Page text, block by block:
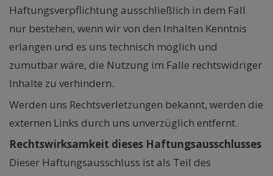
Haftungsverpflichtung ausschließlich in dem Fall
nur bestehen, wenn wir von den Inhalten Kenntnis
erlangen und es uns technisch möglich und
zumutbar wäre, die Nutzung im Falle rechtswidriger
Inhalte zu verhindern.
Werden uns Rechtsverletzungen bekannt, werden die
externen Links durch uns unverzüglich entfernt.
Rechtswirksamkeit dieses Haftungsausschlusses
Dieser Haftungsausschluss ist als Teil des